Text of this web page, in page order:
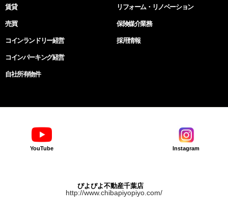
賃貸
売買
リフォーム・リノベーション
保険媒介業務
コインランドリー経営
コインパーキング経営
自社所有物件
採用情報
YouTube Instagram
ぴよぴよ不動産千葉店
http://www.chibapiyopiyo.com/